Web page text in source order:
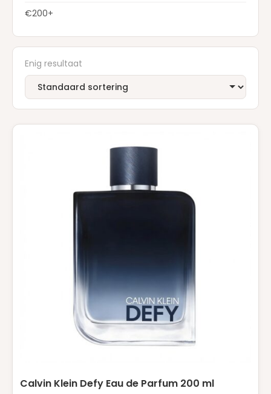
€200+
Enig resultaat
Calvin Klein Defy Eau de Parfum 200 ml